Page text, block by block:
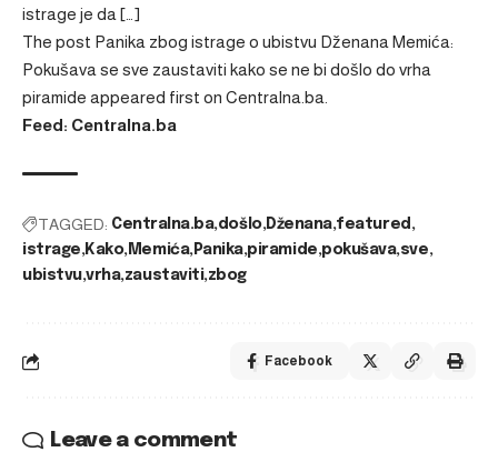
istrage je da […]
The post Panika zbog istrage o ubistvu Dženana Memića:
Pokušava se sve zaustaviti kako se ne bi došlo do vrha
piramide appeared first on Centralna.ba
Feed: Centralna.ba
TAGGED: Centralna.ba došlo Dženana featured
istrage Kako Memića Panika piramide pokušava sve
ubistvu vrha zaustaviti zbog
Facebook
Leave a comment